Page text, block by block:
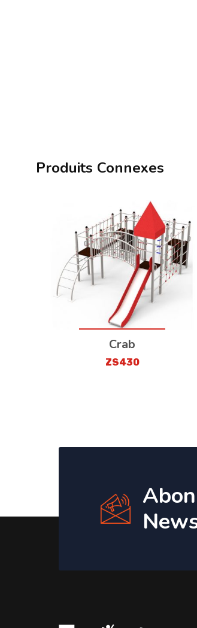
Produits Connexes
Crab
ZS430